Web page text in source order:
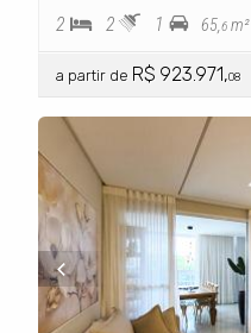
2 2 1 65,6 m²
a partir de R$ 923.971,08